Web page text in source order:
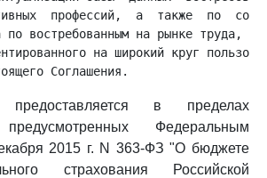
профессий,  а  также  по
по востребованным на рынке труда,
на широкий круг
Соглашения.
в пределах
предусмотренных Федеральным
2015 г. N 363-ФЗ "О бюджете
страхования Российской